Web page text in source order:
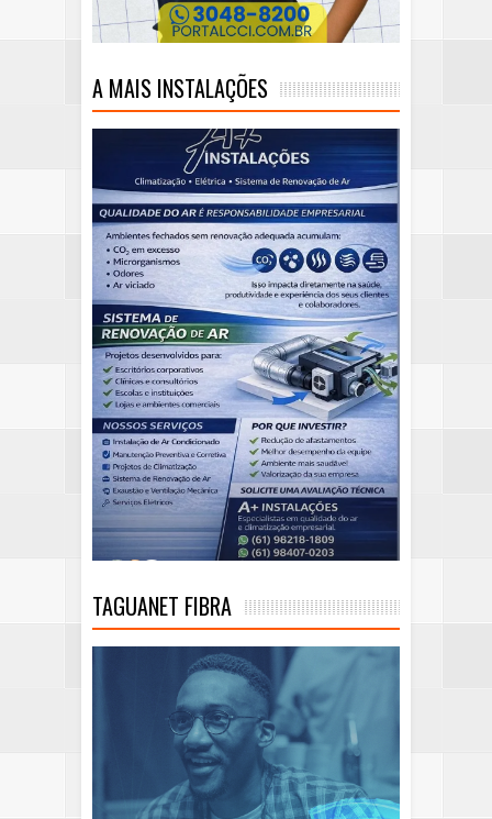
A MAIS INSTALAÇÕES
TAGUANET FIBRA